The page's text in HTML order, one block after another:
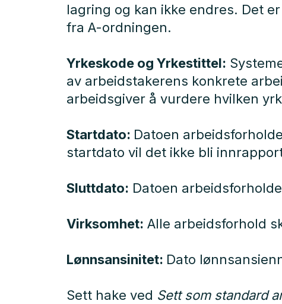
lagring og kan ikke endres. Det
fra A-ordningen.
Yrkeskode og Yrkestittel:
av arbeidstakerens konkrete
arbeidsgiver å vurdere hvilken
Startdato: Datoen
startdato vil det ikke bli
Sluttdato: Datoen
Virksomhet: Alle arbeidsforhold
Lønnsansinitet: Dato
Sett hake ved Sett som standard